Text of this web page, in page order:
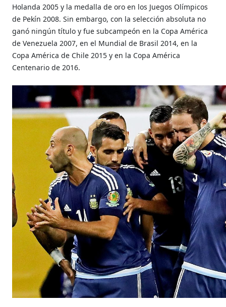
Holanda 2005 y la medalla de oro en los Juegos Olímpicos
de Pekín 2008. Sin embargo, con la selección absoluta no
ganó ningún título y fue subcampeón en la Copa América
de Venezuela 2007, en el Mundial de Brasil 2014, en la
Copa América de Chile 2015 y en la Copa América
Centenario de 2016.